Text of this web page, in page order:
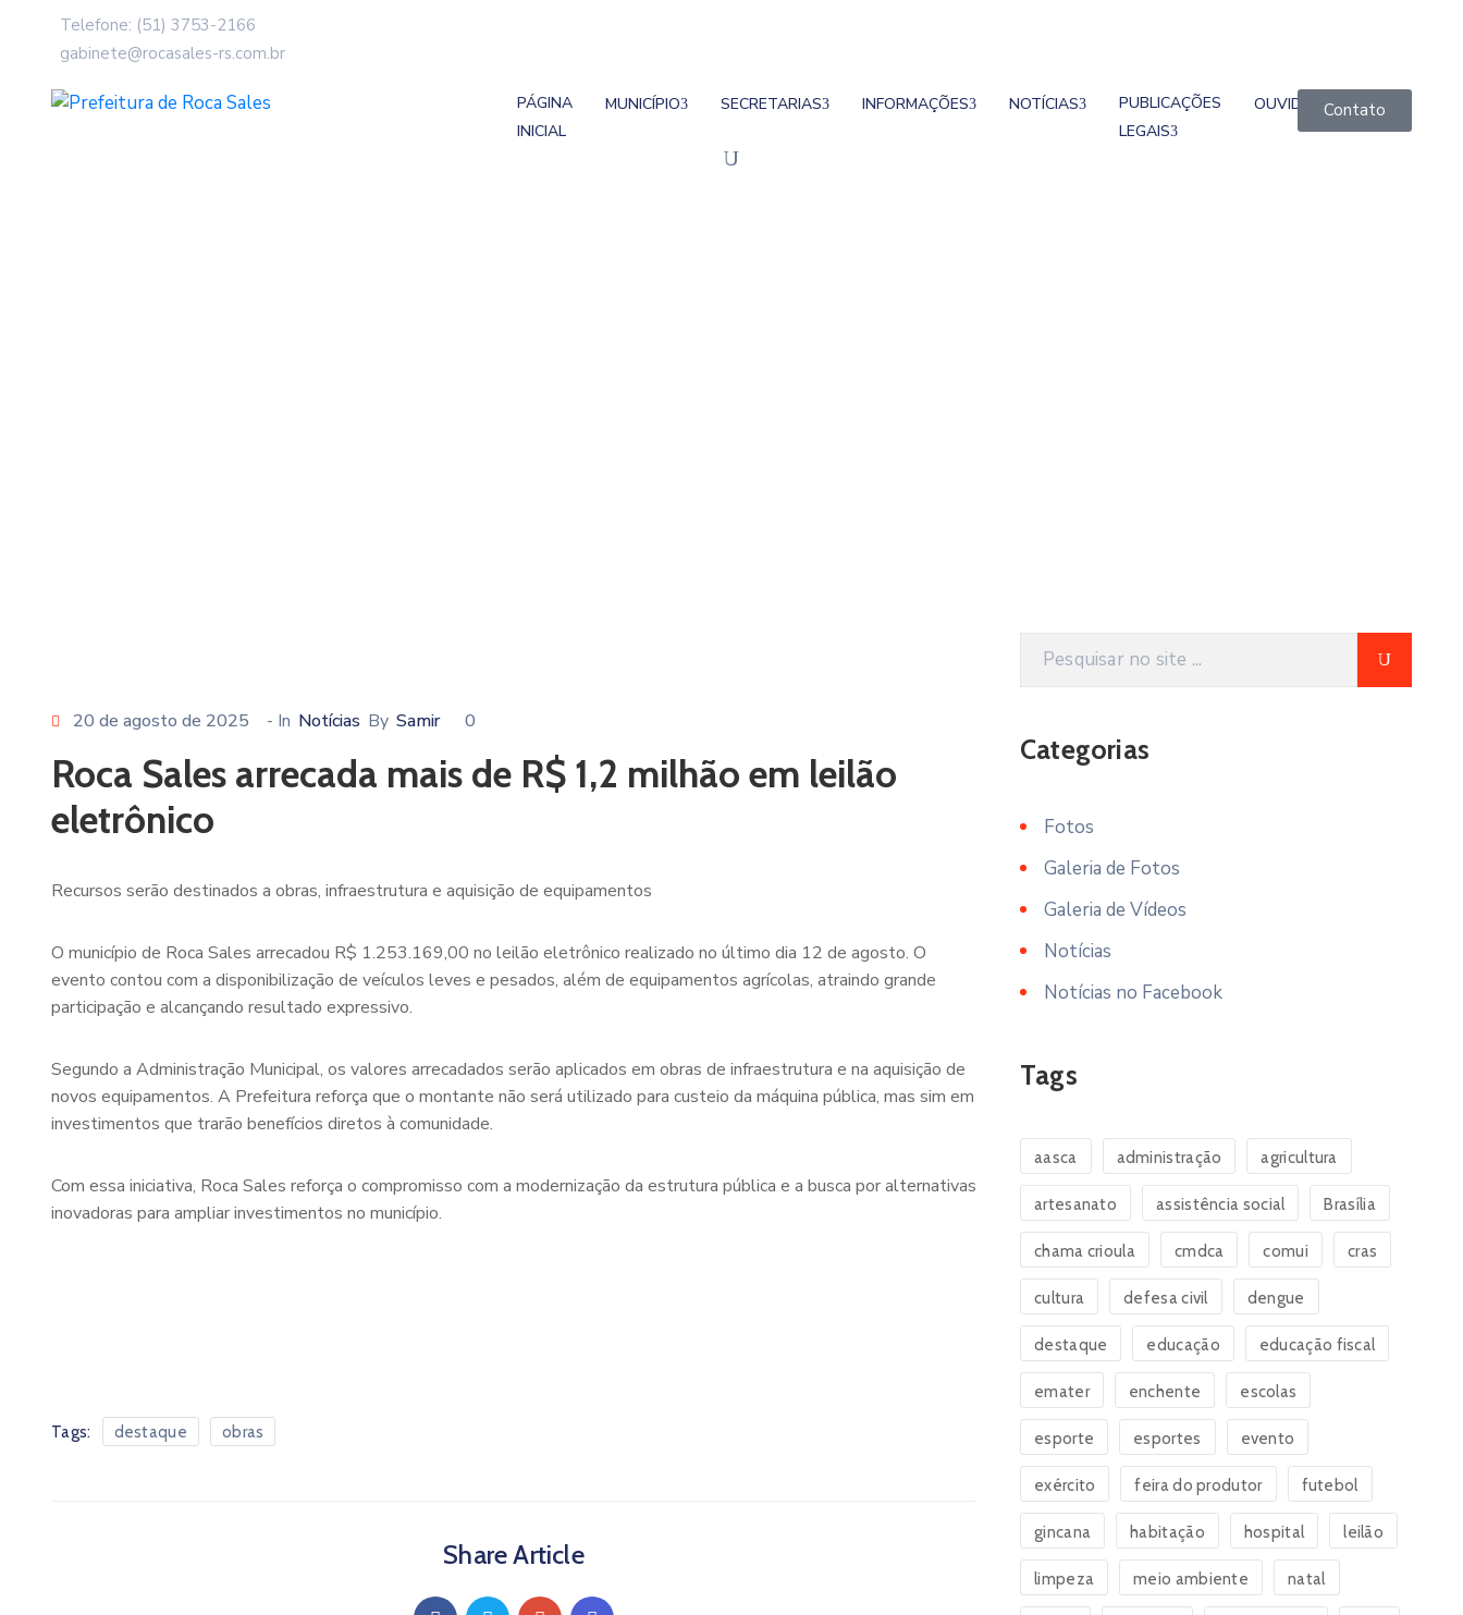
Telefone: (51) 3753-2166
gabinete@rocasales-rs.com.br
PÁGINA
INICIAL
MUNICÍPIO SECRETARIAS INFORMAÇÕES NOTÍCIAS
PUBLICAÇÕES
LEGAIS
OUVIDORIAContato
20 de agosto de 2025 - In Notícias By Samir 0
Roca Sales arrecada mais de R$ 1,2 milhão em leilão
eletrônico
Recursos serão destinados a obras, infraestrutura e aquisição de equipamentos
O município de Roca Sales arrecadou R$ 1.253.169,00 no leilão eletrônico realizado no último dia 12 de agosto. O
evento contou com a disponibilização de veículos leves e pesados, além de equipamentos agrícolas, atraindo grande
participação e alcançando resultado expressivo.
Segundo a Administração Municipal, os valores arrecadados serão aplicados em obras de infraestrutura e na aquisição de
novos equipamentos. A Prefeitura reforça que o montante não será utilizado para custeio da máquina pública, mas sim em
investimentos que trarão benefícios diretos à comunidade.
Com essa iniciativa, Roca Sales reforça o compromisso com a modernização da estrutura pública e a busca por alternativas
inovadoras para ampliar investimentos no município.
Tags: destaque obras
Share Article
Categorias
Fotos
Galeria de Fotos
Galeria de Vídeos
Notícias
Notícias no Facebook
Tags
aasca administração agricultura
artesanato assistência social Brasília
chama crioula cmdca comui cras
cultura defesa civil dengue
destaque educação educação fiscal
emater enchente escolas
esporte esportes evento
exército feira do produtor futebol
gincana habitação hospital leilão
limpeza meio ambiente natal